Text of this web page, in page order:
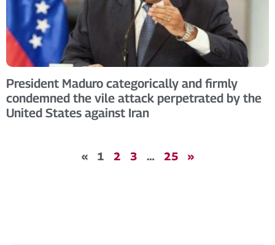
President Maduro categorically and firmly
condemned the vile attack perpetrated by the
United States against Iran
« 1 2 3 … 25 »